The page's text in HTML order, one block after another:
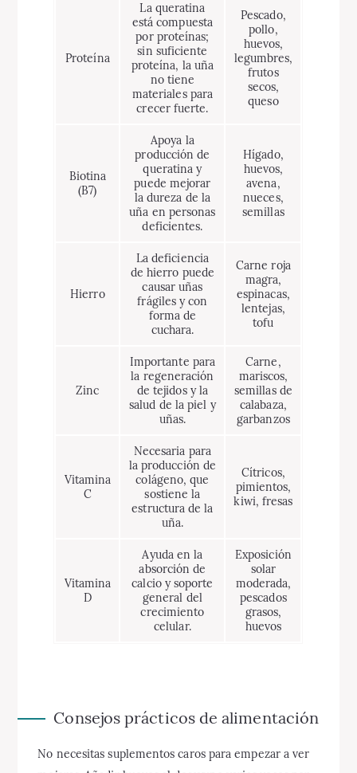
Proteína
La queratina
está compuesta
por proteínas;
sin suficiente
proteína, la uña
no tiene
materiales para
crecer fuerte.
Pescado,
pollo,
huevos,
legumbres,
frutos
secos,
queso
Biotina
(B7)
Apoya la
producción de
queratina y
puede mejorar
la dureza de la
uña en personas
deficientes.
Hígado,
huevos,
avena,
nueces,
semillas
Hierro
La deficiencia
de hierro puede
causar uñas
frágiles y con
forma de
cuchara.
Carne roja
magra,
espinacas,
lentejas,
tofu
Zinc
Importante para
la regeneración
de tejidos y la
salud de la piel y
uñas.
Carne,
mariscos,
semillas de
calabaza,
garbanzos
Vitamina
C
Necesaria para
la producción de
colágeno, que
sostiene la
estructura de la
uña.
Cítricos,
pimientos,
kiwi, fresas
Vitamina
D
Ayuda en la
absorción de
calcio y soporte
general del
crecimiento
celular.
Exposición
solar
moderada,
pescados
grasos,
huevos
Consejos prácticos de alimentación
No necesitas suplementos caros para empezar a ver